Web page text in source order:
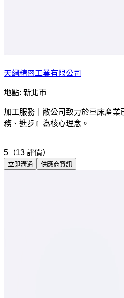
天綱精密工業有限公司
地點: 新北市
加工服務｜敝公司致力於車床產業
務、進步』為核心理念。
5（13 評價）
立即溝通 供應商資訊